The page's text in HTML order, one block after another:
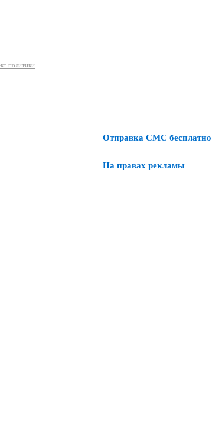
политики
Отправка СМС бесплатно
На правах рекламы